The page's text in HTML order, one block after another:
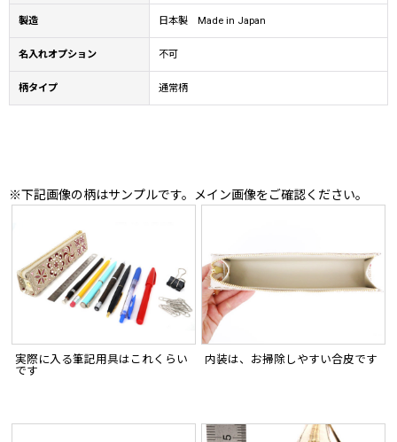
製造 日本製 Made in Japan
名入れオプション 不可
柄タイプ 通常柄
※下記画像の柄はサンプルです。メイン画像をご確認ください。
実際に入る筆記用具はこれくらい
です
内装は、お掃除しやすい合皮です